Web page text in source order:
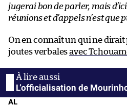
jugerai bon de parler, mais
réunions et d’appels n’est que
On en connaît un qui ne dirait
joutes verbalesavec
L’officialisation de
AL